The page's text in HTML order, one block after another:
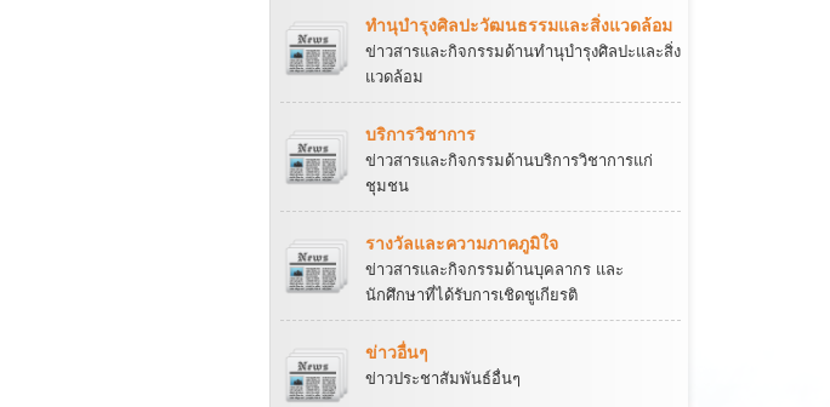
ทำนุบำรุงศิลปะวัฒนธรรมและสิ่งแวดล้อม
ข่าวสารและกิจกรรมด้านทำนุบำรุงศิลปะและสิ่ง
แวดล้อม
บริการวิชาการ
ข่าวสารและกิจกรรมด้านบริการวิชาการแก่
ชุมชน
รางวัลและความภาคภูมิใจ
ข่าวสารและกิจกรรมด้านบุคลากร และ
นักศึกษาที่ได้รับการเชิดชูเกียรติ
ข่าวอื่นๆ
ข่าวประชาสัมพันธ์อื่นๆ